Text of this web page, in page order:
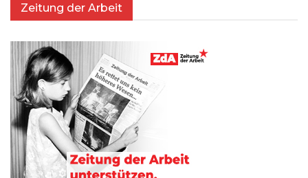
Zeitung der Arbeit